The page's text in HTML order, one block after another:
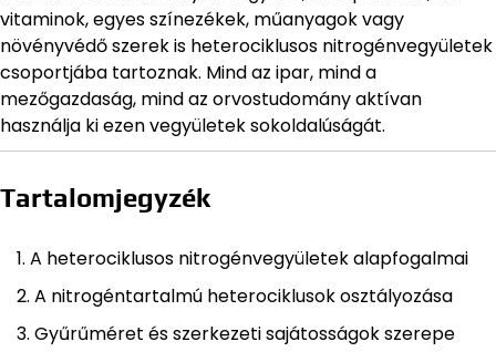
vitaminok, egyes színezékek, műanyagok vagy
növényvédő szerek is heterociklusos nitrogénvegyületek
csoportjába tartoznak. Mind az ipar, mind a
mezőgazdaság, mind az orvostudomány aktívan
használja ki ezen vegyületek sokoldalúságát.
Tartalomjegyzék
A heterociklusos nitrogénvegyületek alapfogalmai
A nitrogéntartalmú heterociklusok osztályozása
Gyűrűméret és szerkezeti sajátosságok szerepe